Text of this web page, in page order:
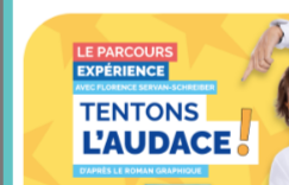
Podcast – Capitale